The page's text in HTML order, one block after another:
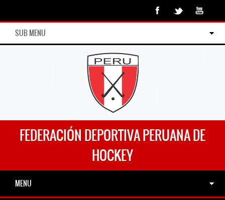
SUB MENU
FEDERACIÓN DEPORTIVA PERUANA DE
HOCKEY
MENU